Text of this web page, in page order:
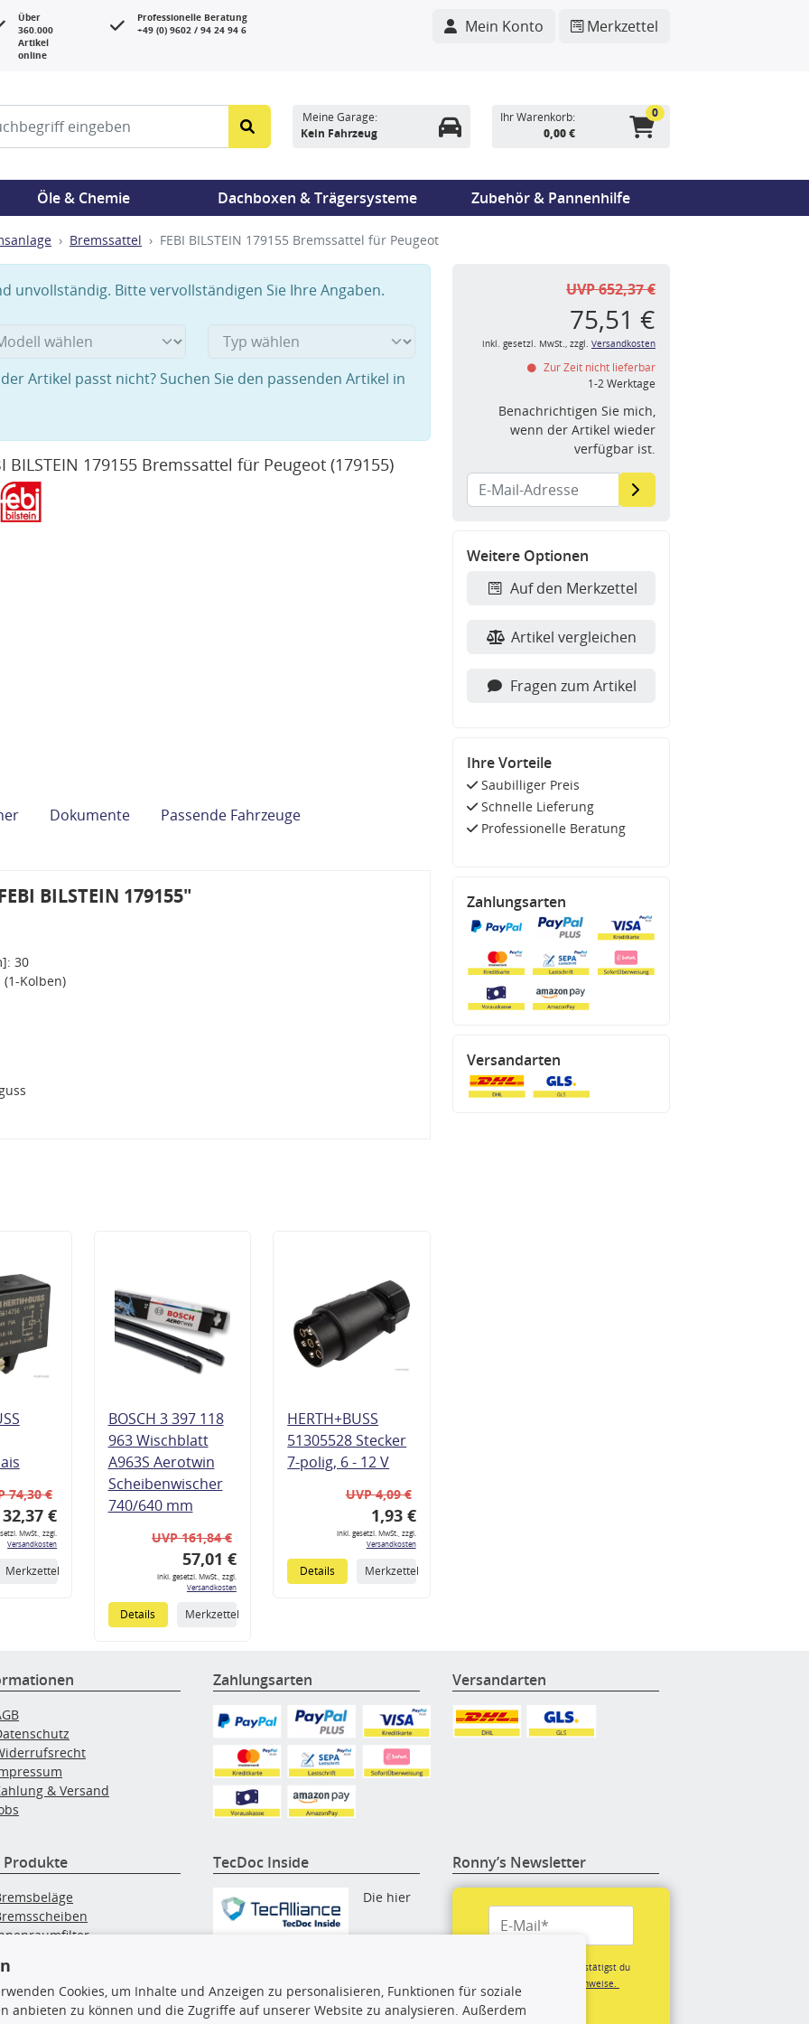
Über
360.000
Artikel
online
Professionelle Beratung
+49 (0) 9602 / 94 24 94 6
Mein Konto Merkzettel
Meine Garage:
Kein Fahrzeug
Ihr Warenkorb:
0,00 €
0
Öle & Chemie Dachboxen & Trägersysteme Zubehör & Pannenhilfe
Bremssattel FEBI BILSTEIN 179155 Bremssattel für Peugeot
unvollständig. Bitte vervollständigen Sie Ihre Angaben.
Artikel passt nicht? Suchen Sie den passenden Artikel in
BILSTEIN 179155 Bremssattel für Peugeot (179155)
Dokumente Passende Fahrzeuge
BILSTEIN 179155"
30
Kolben)
74,30 €
32,37 €
MwSt., zzgl.
Versandkosten
Merkzettel
BOSCH 3 397 118
963 Wischblatt
A963S Aerotwin
Scheibenwischer
740/640 mm
UVP 161,84 €
57,01 €
inkl. gesetzl. MwSt., zzgl.
Versandkosten
Details Merkzettel
HERTH+BUSS
51305528 Stecker
7-polig, 6 - 12 V
UVP 4,09 €
1,93 €
inkl. gesetzl. MwSt., zzgl.
Versandkosten
Details Merkzettel
UVP 652,37 €
75,51 €
inkl. gesetzl. MwSt., zzgl. Versandkosten
Zur Zeit nicht lieferbar
1-2 Werktage
Benachrichtigen Sie mich,
wenn der Artikel wieder
verfügbar ist.
Weitere Optionen
Auf den Merkzettel
Artikel vergleichen
Fragen zum Artikel
Ihre Vorteile
Saubilliger Preis
Schnelle Lieferung
Professionelle Beratung
Zahlungsarten
Versandarten
& Versand
Zahlungsarten Versandarten
Produkte TecDoc Inside
Die hier
nicht kopiert werden. Es ist zu
unterlassen, die Daten oder die
Ronny’s Newsletter
Mit der Anmeldung bestätigst du
unsere
Datenschutzhinweise.
(*Pflichtfeld)
Cookies, um Inhalte und Anzeigen zu personalisieren, Funktionen für soziale
anbieten zu können und die Zugriffe auf unserer Website zu analysieren. Außerdem